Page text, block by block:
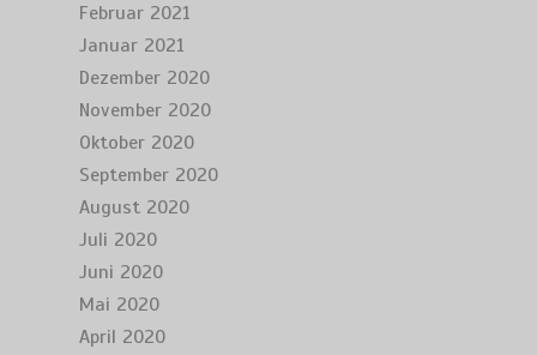
Februar 2021
Januar 2021
Dezember 2020
November 2020
Oktober 2020
September 2020
August 2020
Juli 2020
Juni 2020
Mai 2020
April 2020